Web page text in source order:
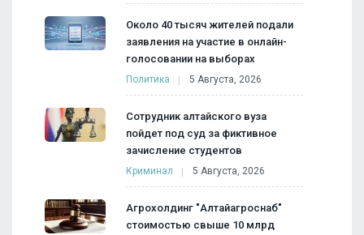
Около 40 тысяч жителей подали
заявления на участие в онлайн-
голосовании на выборах
Политика 5 Августа, 2026
Сотрудник алтайского вуза
пойдет под суд за фиктивное
зачисление студентов
Криминал 5 Августа, 2026
Агрохолдинг "Алтайагроснаб"
стоимостью свыше 10 млрд